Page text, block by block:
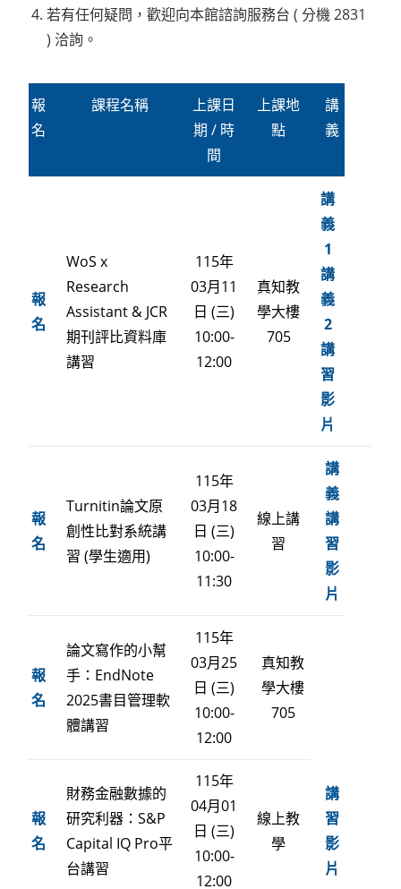
若有任何疑問，歡迎向本館諮詢服務台 ( 分機 2831
) 洽詢。
報
名
課程名稱
上課日
期 / 時
間
上課地
點
講
義
報
名
WoS x
Research
Assistant & JCR
期刊評比資料庫
講習
115年
03月11
日 (三)
10:00-
12:00
真知教
學大樓
705
講
義
1
講
義
2
講
習
影
片
報
名
Turnitin論文原
創性比對系統講
習 (學生適用)
115年
03月18
日 (三)
10:00-
11:30
線上講
習
講
義
講
習
影
片
報
名
論文寫作的小幫
手：EndNote
2025書目管理軟
體講習
115年
03月25
日 (三)
10:00-
12:00
真知教
學大樓
705
報
名
財務金融數據的
研究利器：S&P
Capital IQ Pro平
台講習
115年
04月01
日 (三)
10:00-
12:00
線上教
學
講
習
影
片